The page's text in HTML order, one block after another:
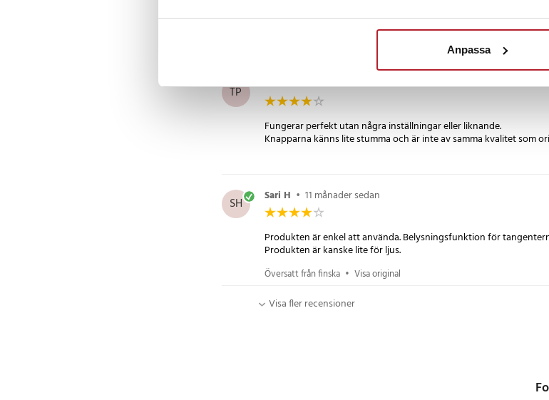
Anpassa
Väldig hårda/stumma knappar när man ska byta kanel, justera ljud
Frågade leverantören och fick beskedet att det kan var så I
TP Thanassis Psaris•4 år sedan
Fungerar perfekt utan några inställningar eller liknande.
Knapparna känns lite stumma och är inte av samma kvalitet som
SH Sari H • 11 månader sedan
Produkten är enkel att använda. Belysningsfunktion för
Produkten är kanske lite för ljus.
Översatt från finska • Visa original
Visa fler recensioner